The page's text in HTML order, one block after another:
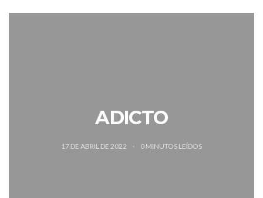
ADICTO
17 DE ABRIL DE 2022 0 MINUTOS LEÍDOS